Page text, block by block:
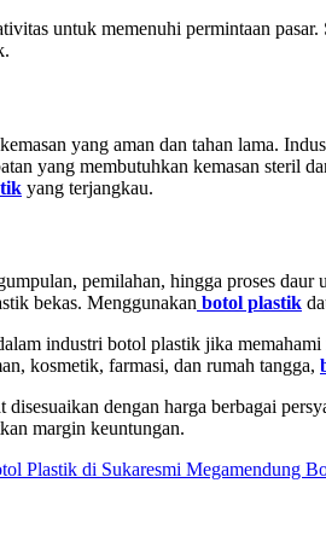
untuk memenuhi permintaan pasar.
yang aman dan tahan lama.
yang membutuhkan kemasan steril
yang terjangkau.
pemilahan, hingga proses
bekas. Menggunakan botol plastik
industri botol plastik jika
kosmetik, farmasi, dan rumah tangga,
dengan harga berbagai
margin keuntungan.
Plastik di Sukaresmi Megamendung